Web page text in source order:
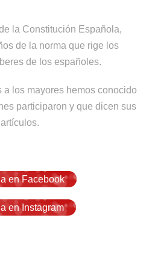
la Constitución Española,
de la norma que rige los
de los españoles.
a los mayores hemos conocido
participaron y que dicen sus
artículos.
en Facebook
en Instagram